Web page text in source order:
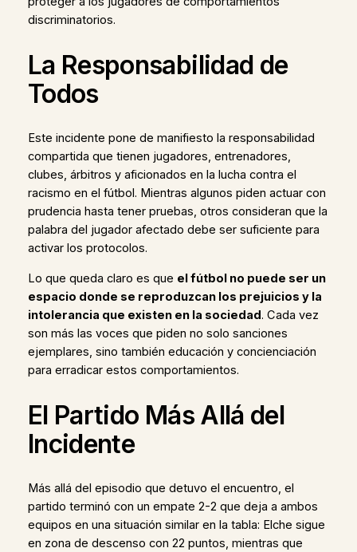
discriminatorios.
La Responsabilidad de
Todos
Este incidente pone de manifiesto la responsabilidad
compartida que tienen jugadores, entrenadores,
clubes, árbitros y aficionados en la lucha contra el
racismo en el fútbol. Mientras algunos piden actuar con
prudencia hasta tener pruebas, otros consideran que la
palabra del jugador afectado debe ser suficiente para
activar los protocolos.
Lo que queda claro es que el fútbol no puede ser un
espacio donde se reproduzcan los prejuicios y la
intolerancia que existen en la sociedad. Cada vez
son más las voces que piden no solo sanciones
ejemplares, sino también educación y concienciación
para erradicar estos comportamientos.
El Partido Más Allá del
Incidente
Más allá del episodio que detuvo el encuentro, el
partido terminó con un empate 2-2 que deja a ambos
equipos en una situación similar en la tabla: Elche sigue
en zona de descenso con 22 puntos, mientras que